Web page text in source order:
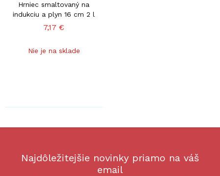
Hrniec smaltovaný na
indukciu a plyn 16 cm 2 l
7,17 €
Nie je na sklade
Najdôležitejšie novinky priamo na váš
email